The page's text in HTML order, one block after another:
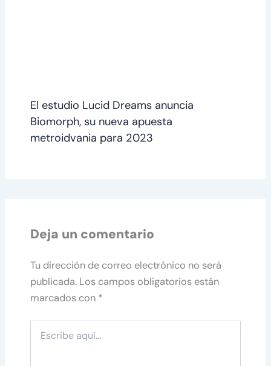
El estudio Lucid Dreams anuncia
Biomorph, su nueva apuesta
metroidvania para 2023
Deja un comentario
Tu dirección de correo electrónico no será
publicada. Los campos obligatorios están
marcados con *
aquí...